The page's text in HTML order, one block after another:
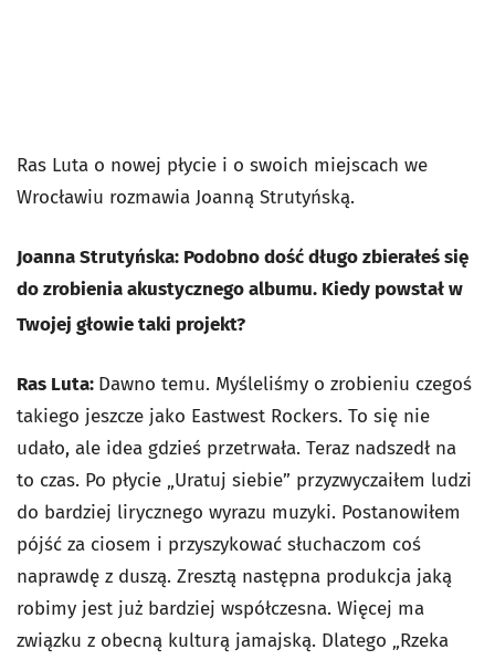
Ras Luta o nowej płycie i o swoich miejscach we
Wrocławiu rozmawia Joanną Strutyńską.
Joanna Strutyńska: Podobno dość długo zbierałeś się
do zrobienia akustycznego albumu. Kiedy powstał w
Twojej głowie taki projekt?
Ras Luta: Dawno temu. Myśleliśmy o zrobieniu czegoś
takiego jeszcze jako Eastwest Rockers. To się nie
udało, ale idea gdzieś przetrwała. Teraz nadszedł na
to czas. Po płycie „Uratuj siebie” przyzwyczaiłem ludzi
do bardziej lirycznego wyrazu muzyki. Postanowiłem
pójść za ciosem i przyszykować słuchaczom coś
naprawdę z duszą. Zresztą następna produkcja jaką
robimy jest już bardziej współczesna. Więcej ma
związku z obecną kulturą jamajską. Dlatego „Rzeka